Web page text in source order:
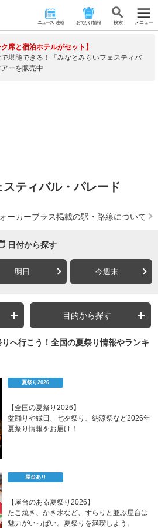
ニュース･連載 おでかけ情報 検 索 メニュー
ク席と宿泊ホテルがセット】
堪能できる！「みなとみらいフェスティバ
ーを販売中
ティバル・パレード
ーカープラス掲載の駅・路線について
日付から探す
明日 今週末
目的から探す
りへ行こう！全国の夏祭り情報やランキ
夏祭り2026
【全国の夏祭り2026】
盆踊りや縁日、七夕祭り、納涼祭など2026年
夏祭り情報をお届け！
屋台あり
【屋台のある夏祭り2026】
たこ焼き、かき氷など、ずらりと並ぶ屋台は
魅力がいっぱい。夏祭りを満喫しよう。